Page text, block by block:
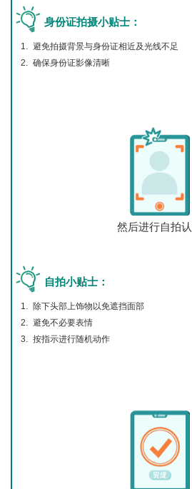
身份证拍摄小贴士：
避免拍摄背景与身份证相近及光线不足
确保身份证影像清晰
然后进行自拍
自拍小贴士：
除下头部上饰物以免遮挡面部
避免不必要表情
按指示进行随机动作